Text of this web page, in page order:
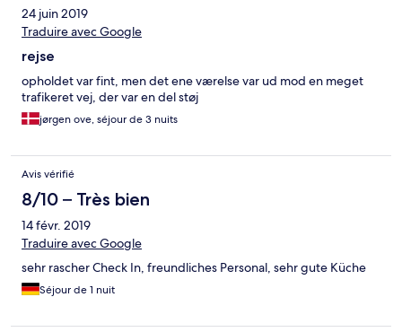
24 juin 2019
Traduire avec Google
rejse
opholdet var fint, men det ene værelse var ud mod en meget
trafikeret vej, der var en del støj
jørgen ove, séjour de 3 nuits
Avis vérifié
8/10 – Très bien
14 févr. 2019
Traduire avec Google
sehr rascher Check In, freundliches Personal, sehr gute Küche
Séjour de 1 nuit